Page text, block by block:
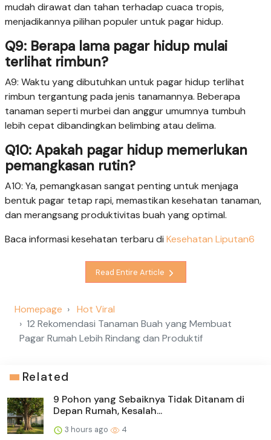
mudah dirawat dan tahan terhadap cuaca tropis,
menjadikannya pilihan populer untuk pagar hidup.
Q9: Berapa lama pagar hidup mulai
terlihat rimbun?
A9: Waktu yang dibutuhkan untuk pagar hidup terlihat
rimbun tergantung pada jenis tanamannya. Beberapa
tanaman seperti murbei dan anggur umumnya tumbuh
lebih cepat dibandingkan belimbing atau delima.
Q10: Apakah pagar hidup memerlukan
pemangkasan rutin?
A10: Ya, pemangkasan sangat penting untuk menjaga
bentuk pagar tetap rapi, memastikan kesehatan tanaman,
dan merangsang produktivitas buah yang optimal.
Baca informasi kesehatan terbaru di Kesehatan Liputan6
Read Entire Article
Homepage
Hot Viral
12 Rekomendasi Tanaman Buah yang Membuat
Pagar Rumah Lebih Rindang dan Produktif
Related
9 Pohon yang Sebaiknya Tidak Ditanam di
Depan Rumah, Kesalah...
3 hours ago 4